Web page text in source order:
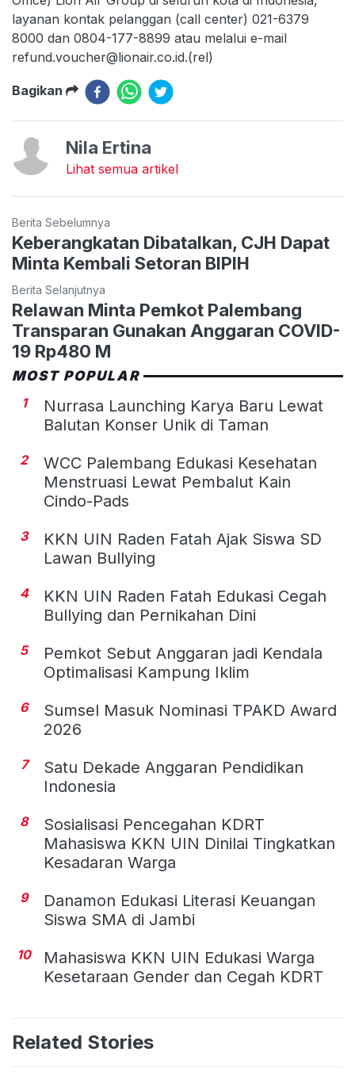
layanan kontak pelanggan (call center) 021-6379
8000 dan 0804-177-8899 atau melalui e-mail
refund.voucher@lionair.co.id.(rel)
Bagikan
Nila Ertina
Lihat semua artikel
Berita Sebelumnya
Keberangkatan Dibatalkan, CJH Dapat
Minta Kembali Setoran BIPIH
Berita Selanjutnya
Relawan Minta Pemkot Palembang
Transparan Gunakan Anggaran COVID-
19 Rp480 M
MOST POPULAR
1
Nurrasa Launching Karya Baru Lewat
Balutan Konser Unik di Taman
2
WCC Palembang Edukasi Kesehatan
Menstruasi Lewat Pembalut Kain
Cindo-Pads
3
KKN UIN Raden Fatah Ajak Siswa SD
Lawan Bullying
4
KKN UIN Raden Fatah Edukasi Cegah
Bullying dan Pernikahan Dini
5
Pemkot Sebut Anggaran jadi Kendala
Optimalisasi Kampung Iklim
6
Sumsel Masuk Nominasi TPAKD Award
2026
7
Satu Dekade Anggaran Pendidikan
Indonesia
8
Sosialisasi Pencegahan KDRT
Mahasiswa KKN UIN Dinilai Tingkatkan
Kesadaran Warga
9
Danamon Edukasi Literasi Keuangan
Siswa SMA di Jambi
10
Mahasiswa KKN UIN Edukasi Warga
Kesetaraan Gender dan Cegah KDRT
Related Stories